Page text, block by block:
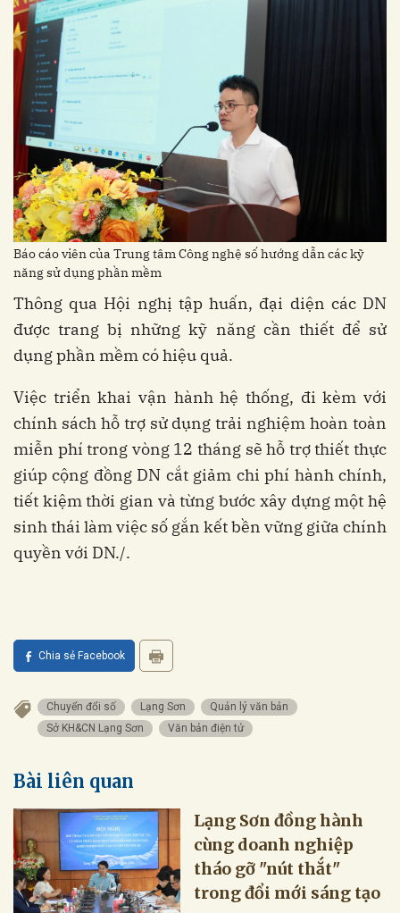
Báo cáo viên của Trung tâm Công nghệ số hướng dẫn các kỹ
năng sử dụng phần mềm
Thông qua Hội nghị tập huấn, đại diện các DN
được trang bị những kỹ năng cần thiết để sử
dụng phần mềm có hiệu quả.
Việc triển khai vận hành hệ thống, đi kèm với
chính sách hỗ trợ sử dụng trải nghiệm hoàn toàn
miễn phí trong vòng 12 tháng sẽ hỗ trợ thiết thực
giúp cộng đồng DN cắt giảm chi phí hành chính,
tiết kiệm thời gian và từng bước xây dựng một hệ
sinh thái làm việc số gắn kết bền vững giữa chính
quyền với DN./.
Chia sẻ Facebook
Chuyển đổi số Lạng Sơn
Quản lý văn bản
Sở KH&CN Lạng Sơn
Văn bản điện tử
Bài liên quan
Lạng Sơn đồng hành
cùng doanh nghiệp
tháo gỡ "nút thắt"
trong đổi mới sáng tạo